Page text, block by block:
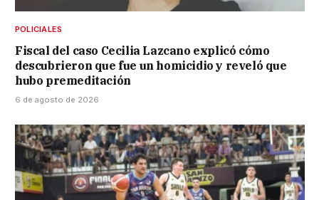
POLICIALES
Fiscal del caso Cecilia Lazcano explicó cómo
descubrieron que fue un homicidio y reveló que
hubo premeditación
6 de agosto de 2026